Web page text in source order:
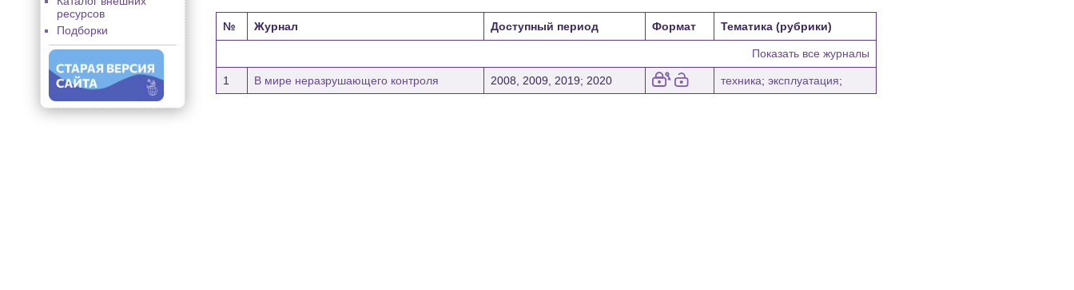
ресурсов
Подборки
№ Журнал Доступный период Формат Тематика (рубрики)
Показать все журналы
1 В мире неразрушающего контроля 2008, 2009, 2019; 2020 техника; эксплуатация;